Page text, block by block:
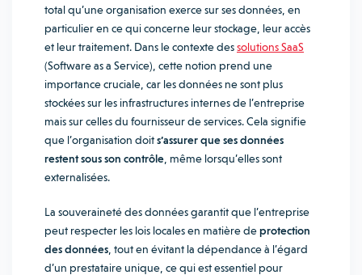
total qu’une organisation exerce sur ses données, en
particulier en ce qui concerne leur stockage, leur accès
et leur traitement. Dans le contexte dessolutions SaaS
(Software as a Service), cette notion prend une
importance cruciale, car les données ne sont plus
stockées sur les infrastructures internes de l’entreprise
mais sur celles du fournisseur de services. Cela signifie
que l’organisation doits’assurer que ses données
restent sous son contrôle , même lorsqu’elles sont
externalisées.
La souveraineté des données garantit que l’entreprise
peut respecter les lois locales en matière deprotection
des données , tout en évitant la dépendance à l’égard
d’un prestataire unique, ce qui est essentiel pour